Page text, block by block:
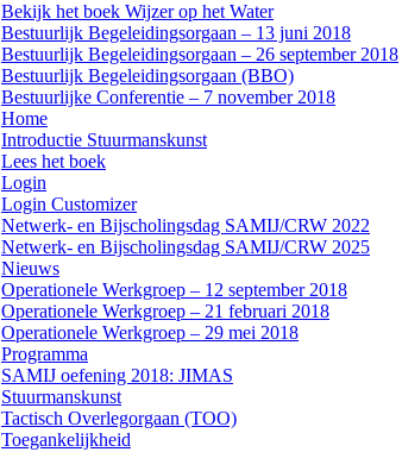
Bekijk het boek Wijzer op het Water
Bestuurlijk Begeleidingsorgaan – 13 juni 2018
Bestuurlijk Begeleidingsorgaan – 26 september 2018
Bestuurlijk Begeleidingsorgaan (BBO)
Bestuurlijke Conferentie – 7 november 2018
Home
Introductie Stuurmanskunst
Lees het boek
Login
Login Customizer
Netwerk- en Bijscholingsdag SAMIJ/CRW 2022
Netwerk- en Bijscholingsdag SAMIJ/CRW 2025
Nieuws
Operationele Werkgroep – 12 september 2018
Operationele Werkgroep – 21 februari 2018
Operationele Werkgroep – 29 mei 2018
Programma
SAMIJ oefening 2018: JIMAS
Stuurmanskunst
Tactisch Overlegorgaan (TOO)
Toegankelijkheid